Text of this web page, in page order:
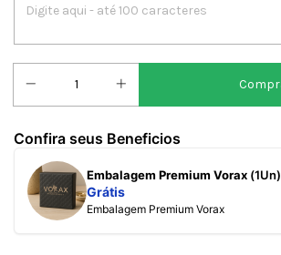
Confira seus Beneficios
Embalagem Premium Vorax (1Un)
Grátis
Embalagem Premium Vorax